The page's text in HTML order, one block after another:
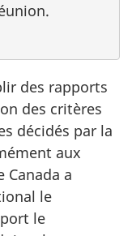
des rapports
des critères
décidés par la
aux
a
le
le